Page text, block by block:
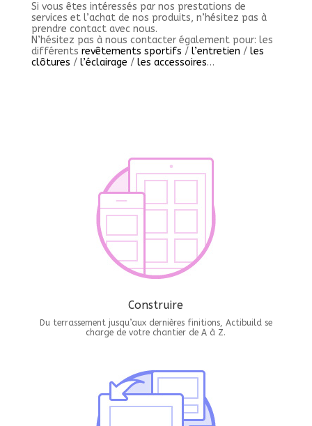
Si vous êtes intéressés par nos prestations de
services et l’achat de nos produits, n’hésitez pas à
prendre contact avec nous.
N’hésitez pas à nous contacter également pour: les
différents revêtements sportifs / l’entretien / les
clôtures / l’éclairage / les accessoires…
Construire
Du terrassement jusqu’aux dernières finitions, Actibuild se
charge de votre chantier de A à Z.